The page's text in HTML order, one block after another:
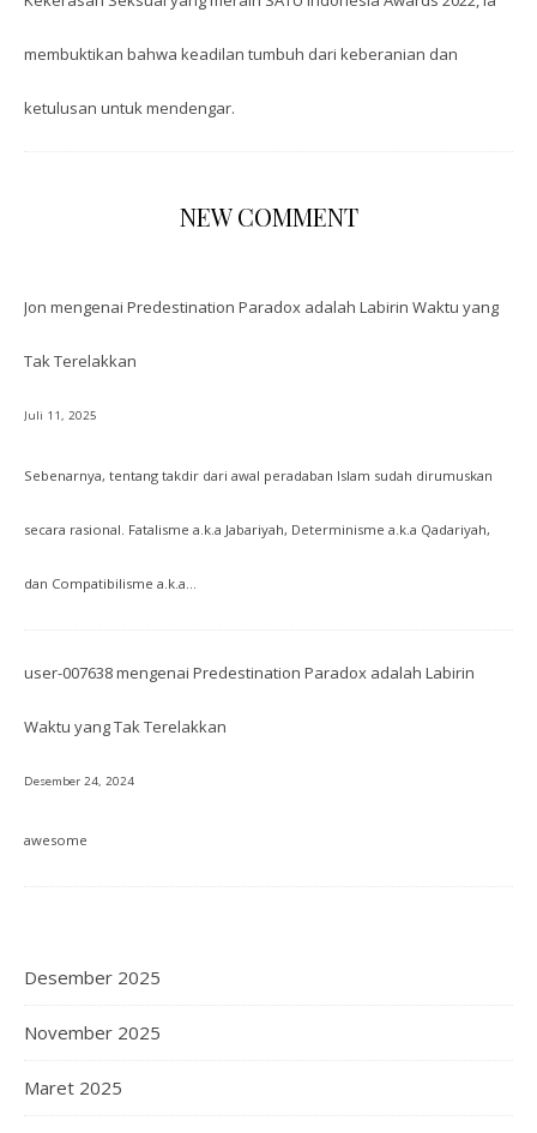
membuktikan bahwa keadilan tumbuh dari keberanian dan
ketulusan untuk mendengar.
NEW COMMENT
Jon mengenai Predestination Paradox adalah Labirin Waktu yang
Tak Terelakkan
Juli 11, 2025
Sebenarnya, tentang takdir dari awal peradaban Islam sudah dirumuskan
secara rasional. Fatalisme a.k.a Jabariyah, Determinisme a.k.a Qadariyah,
dan Compatibilisme a.k.a…
user-007638mengenai Predestination Paradox adalah Labirin
Waktu yang Tak Terelakkan
Desember 24, 2024
awesome
Desember 2025
November 2025
Maret 2025